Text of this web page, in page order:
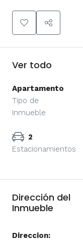
Ver todo
Apartamento
Tipo de
Inmueble
2
Estacionamientos
Dirección del
Inmueble
Direccion: